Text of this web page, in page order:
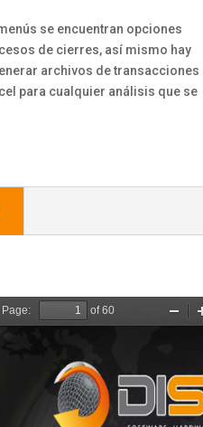
se encuentran opciones
de cierres, así mismo hay
archivos de transacciones
para cualquier análisis que se